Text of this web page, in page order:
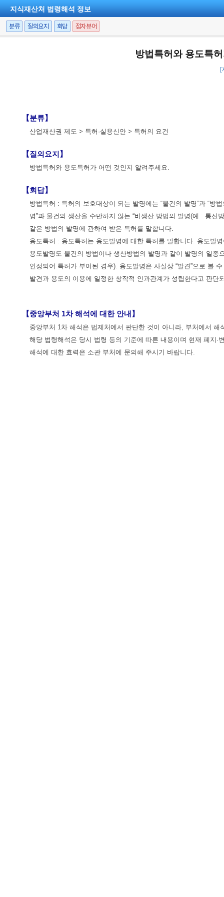
지식재산처 법령해석 정보
분류 질의요지 회답 점자뷰어
방법특허와 용도특
[
【분류】
산업재산권 제도 > 특허·실용신안 > 특허의 요건
【질의요지】
방법특허와 용도특허가 어떤 것인지 알려주세요.
【회답】
방법특허 : 특허의 보호대상이 되는 발명에는 “물건의 발명”과 “방
명”과 물건의 생산을 수반하지 않는 “비생산 방법의 발명(예 : 통
같은 방법의 발명에 관하여 받은 특허를 말합니다.
용도특허 : 용도특허는 용도발명에 대한 특허를 말합니다. 용도발
용도발명도 물건의 방법이나 생산방법의 발명과 같이 발명의 일
인정되어 특허가 부여된 경우). 용도발명은 사실상 “발견”으로 볼
발견과 용도의 이용에 일정한 창작적 인과관계가 성립한다고 판단
【중앙부처 1차 해석에 대한 안내】
중앙부처 1차 해석은 법제처에서 판단한 것이 아니라, 부처에서
해당 법령해석은 당시 법령 등의 기준에 따른 내용이며 현재 폐지·
해석에 대한 효력은 소관 부처에 문의해 주시기 바랍니다.